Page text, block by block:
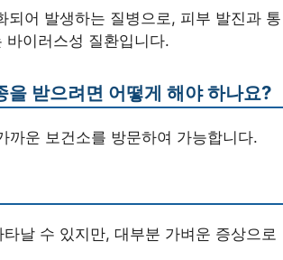
어 발생하는 질병으로, 피부 발진과 통
이러스성 질환입니다.
받으려면 어떻게 해야 하나요?
운 보건소를 방문하여 가능합니다.
날 수 있지만, 대부분 가벼운 증상으로